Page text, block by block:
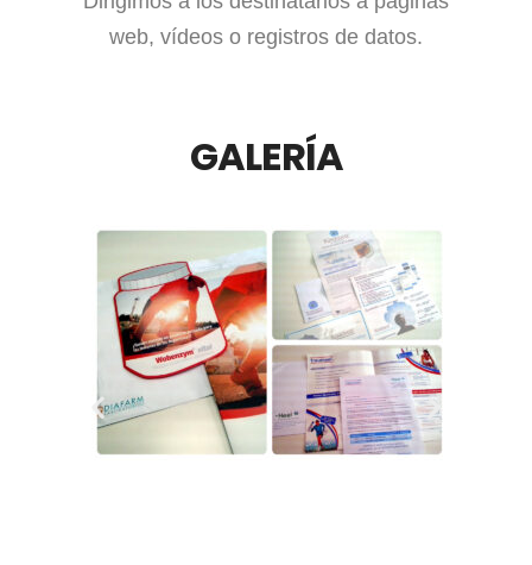
web, vídeos o registros de datos.
GALERÍA